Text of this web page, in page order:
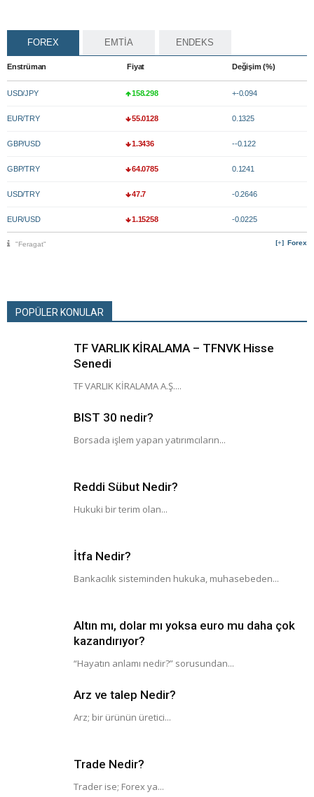
FOREX EMTİA ENDEKS
Enstrüman Fiyat Değişim (%)
USD/JPY 158.298 +-0.094
EUR/TRY 55.0128 0.1325
GBP/USD 1.3436 --0.122
GBP/TRY 64.0785 0.1241
USD/TRY 47.7 -0.2646
EUR/USD 1.15258 -0.0225
Forex
"Feragat"
POPÜLER KONULAR
TF VARLIK KİRALAMA – TFNVK Hisse
Senedi
TF VARLIK KİRALAMA A.Ş....
BIST 30 nedir?
Borsada işlem yapan yatırımcıların...
Reddi Sübut Nedir?
Hukuki bir terim olan...
İtfa Nedir?
Bankacılık sisteminden hukuka, muhasebeden...
Altın mı, dolar mı yoksa euro mu daha çok
kazandırıyor?
“Hayatın anlamı nedir?” sorusundan...
Arz ve talep Nedir?
Arz; bir ürünün üretici...
Trade Nedir?
Trader ise; Forex ya...